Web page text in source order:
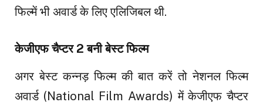
फिल्में भी अवार्ड के लिए एलिजिबल थी.
केजीएफ चैप्टर 2 बनी बेस्ट फिल्म
अगर बेस्ट कन्नड़ फिल्म की बात करें तो नेशनल फिल्म
अवार्ड (National Film Awards) में केजीएफ चैप्टर